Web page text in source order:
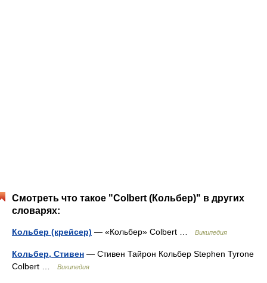
Смотреть что такое "Colbert (Кольбер)" в других
словарях:
Кольбер (крейсер) — «Кольбер» Colbert … Википедия
Кольбер, Стивен — Стивен Тайрон Кольбер Stephen Tyrone
Colbert …
Википедия